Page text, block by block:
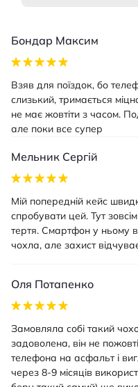
Бондар Максим
Взяв для поїздок, бо
слизький, тримається
не має жовтіти з часом.
але поки все супер
Мельник Сергій
Мій попередній кейс
спробувати цей. Тут
тертя. Смартфон у ньому
чохла, але захист
Оля Потапенко
Замовляла собі такий
задоволена, він не
телефона на асфальт і
через 8-9 місяців